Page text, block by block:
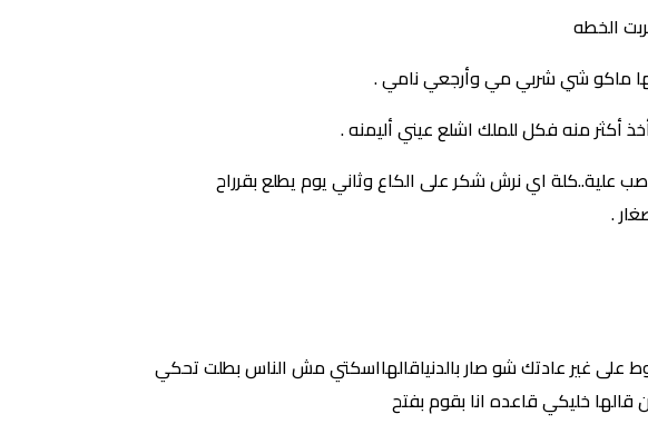
الخطه
ماكو شي شربي مي وأرجعي نامي .
منه فكل للملك اشلع عيني أليمنه .
علية..كلة اي نرش شكر على الكاع وثاني يوم يطلع بقرراح
.
على غير عادتك شو صار بالدنياقالهااسكتي مش الناس بطلت تحكي
خليكي قاعده انا بقوم بفتح